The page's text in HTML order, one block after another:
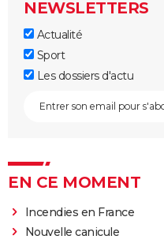
NEWSLETTERS
Actualité
Sport
Les dossiers d'actu
EN CE MOMENT
Incendies en France
Nouvelle canicule